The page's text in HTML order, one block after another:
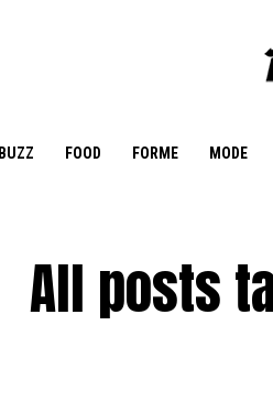
BUZZ FOOD FORME MODE
All posts